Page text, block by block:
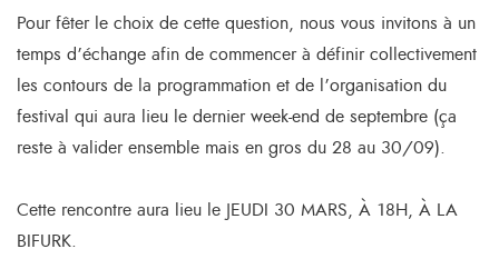
Pour fêter le choix de cette question, nous vous invitons à un
temps d’échange afin de commencer à définir collectivement
les contours de la programmation et de l’organisation du
festival qui aura lieu le dernier week-end de septembre (ça
reste à valider ensemble mais en gros du 28 au 30/09).
Cette rencontre aura lieu le JEUDI 30 MARS, À 18H, À LA
BIFURK.